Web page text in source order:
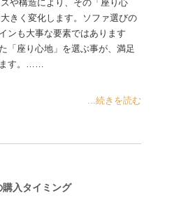
や構造により、その「座り心
きく変化します。ソファ選びの
ンも大事な要素ではあります
「座り心地」を選ぶ事が、満足
ます。……
...続きを読む
購入タイミング